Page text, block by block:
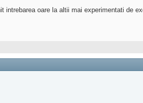
oare la altii mai experimentati de